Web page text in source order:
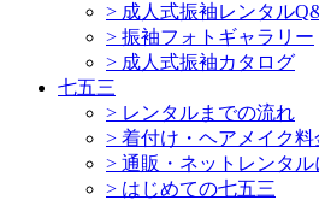
> 成人式振袖レンタル
> 振袖フォトギャラリー
> 成人式振袖カタログ
七五三
> レンタルまでの流れ
> 着付け・ヘアメイク料
> 通販・ネットレンタル
> はじめての七五三